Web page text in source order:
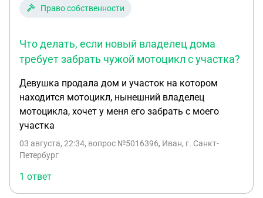
Право собственности
Что делать, если новый владелец дома
требует забрать чужой мотоцикл с участка?
Девушка продала дом и участок на котором
находится мотоцикл, нынешний владелец
мотоцикла, хочет у меня его забрать с моего
участка
03 августа, 22:34, вопрос №5016396, Иван, г. Санкт-
Петербург
1 ответ